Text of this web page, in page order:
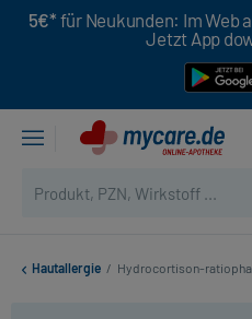
5€* für Neukunden: Im Web
Jetzt App
Hautallergie / Hydrocortison-